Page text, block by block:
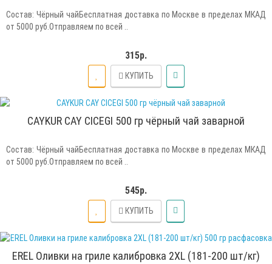
Состав: Чёрный чайБесплатная доставка по Москве в пределах МКАД
от 5000 руб.Отправляем по всей ..
315р.
КУПИТЬ
CAYKUR CAY CICEGI 500 гр чёрный чай заварной
Состав: Чёрный чайБесплатная доставка по Москве в пределах МКАД
от 5000 руб.Отправляем по всей ..
545р.
КУПИТЬ
EREL Оливки на гриле калибровка 2XL (181-200 шт/кг)